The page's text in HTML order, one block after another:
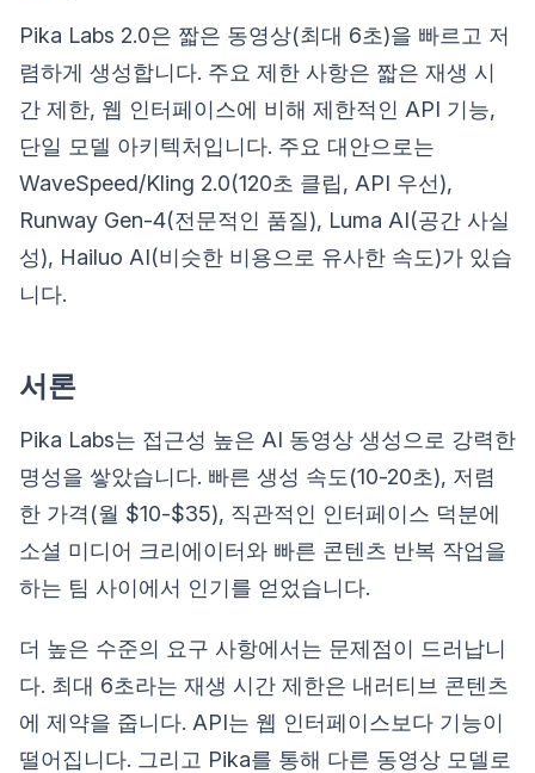
Pika Labs 2.0은 짧은 동영상(최대 6초)을 빠르고 저
렴하게 생성합니다. 주요 제한 사항은 짧은 재생 시
간 제한, 웹 인터페이스에 비해 제한적인 API 기능,
단일 모델 아키텍처입니다. 주요 대안으로는
WaveSpeed/Kling 2.0(120초 클립, API 우선),
Runway Gen-4(전문적인 품질), Luma AI(공간 사실
성), Hailuo AI(비슷한 비용으로 유사한 속도)가 있습
니다.
서론
Pika Labs는 접근성 높은 AI 동영상 생성으로 강력한
명성을 쌓았습니다. 빠른 생성 속도(10-20초), 저렴
한 가격(월 $10-$35), 직관적인 인터페이스 덕분에
소셜 미디어 크리에이터와 빠른 콘텐츠 반복 작업을
하는 팀 사이에서 인기를 얻었습니다.
더 높은 수준의 요구 사항에서는 문제점이 드러납니
다. 최대 6초라는 재생 시간 제한은 내러티브 콘텐츠
에 제약을 줍니다. API는 웹 인터페이스보다 기능이
떨어집니다. 그리고 Pika를 통해 다른 동영상 모델로